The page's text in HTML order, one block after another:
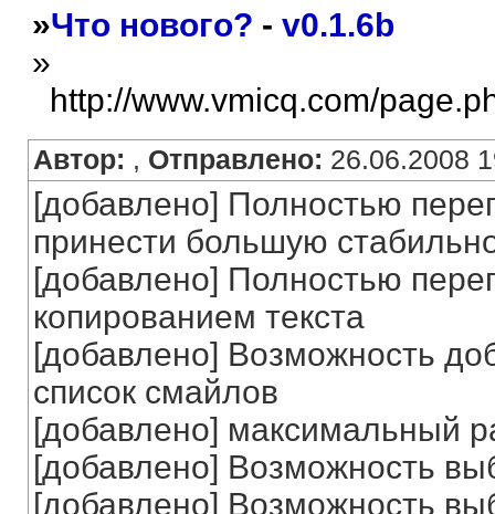
»Что нового? - v0.1.6b
»
http://www.vmicq.com/
Автор: , Отправлено: 26.06.2008
[добавлено] Полностью
принести большую
[добавлено] Полностью
копированием текста
[добавлено] Возможность
список смайлов
[добавлено] максимальный
[добавлено] Возможность
[добавлено] Возможность